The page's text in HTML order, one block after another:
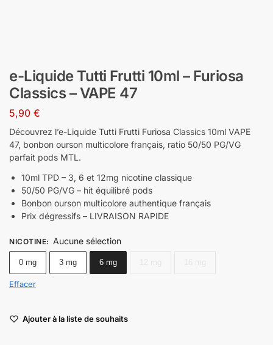
e-Liquide Tutti Frutti 10ml – Furiosa
Classics – VAPE 47
5,90 €
Découvrez l’e-Liquide Tutti Frutti Furiosa Classics 10ml VAPE
47, bonbon ourson multicolore français, ratio 50/50 PG/VG
parfait pods MTL.
10ml TPD – 3, 6 et 12mg nicotine classique
50/50 PG/VG – hit équilibré pods
Bonbon ourson multicolore authentique français
Prix dégressifs – LIVRAISON RAPIDE
NICOTINE: Aucune sélection
0 mg 3 mg 6 mg
Effacer
Ajouter à la liste de souhaits